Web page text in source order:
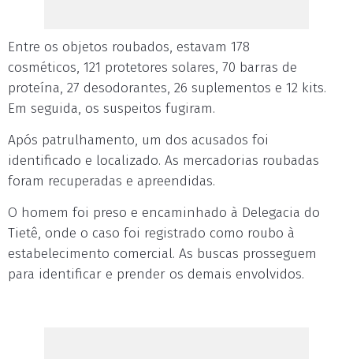
Entre os objetos roubados, estavam 178
cosméticos, 121 protetores solares, 70 barras de
proteína, 27 desodorantes, 26 suplementos e 12 kits.
Em seguida, os suspeitos fugiram.
Após patrulhamento, um dos acusados foi
identificado e localizado. As mercadorias roubadas
foram recuperadas e apreendidas.
O homem foi preso e encaminhado à Delegacia do
Tietê, onde o caso foi registrado como roubo à
estabelecimento comercial. As buscas prosseguem
para identificar e prender os demais envolvidos.